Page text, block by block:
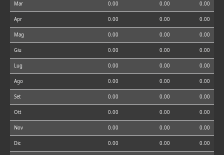
Mar 0.00 0.00 0.00
Apr 0.00 0.00 0.00
Mag 0.00 0.00 0.00
Giu 0.00 0.00 0.00
Lug 0.00 0.00 0.00
Ago 0.00 0.00 0.00
Set 0.00 0.00 0.00
Ott 0.00 0.00 0.00
Nov 0.00 0.00 0.00
Dic 0.00 0.00 0.00